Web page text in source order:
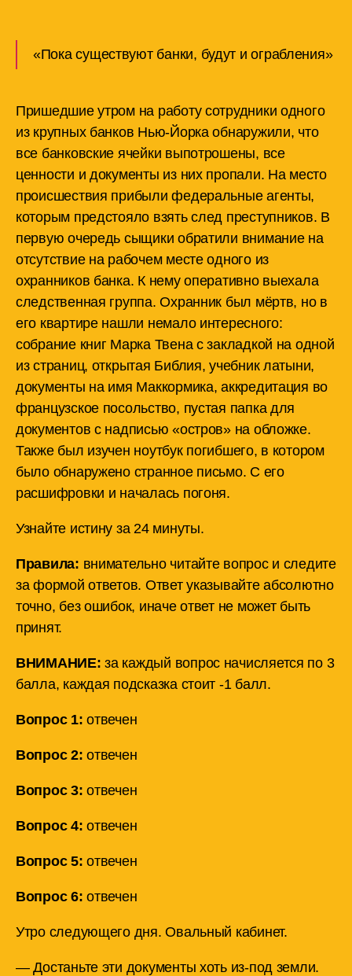
«Пока существуют банки, будут и ограбления»
Пришедшие утром на работу сотрудники одного
из крупных банков Нью-Йорка обнаружили, что
все банковские ячейки выпотрошены, все
ценности и документы из них пропали. На место
происшествия прибыли федеральные агенты,
которым предстояло взять след преступников. В
первую очередь сыщики обратили внимание на
отсутствие на рабочем месте одного из
охранников банка. К нему оперативно выехала
следственная группа. Охранник был мёртв, но в
его квартире нашли немало интересного:
собрание книг Марка Твена с закладкой на одной
из страниц, открытая Библия, учебник латыни,
документы на имя Маккормика, аккредитация во
французское посольство, пустая папка для
документов с надписью «остров» на обложке.
Также был изучен ноутбук погибшего, в котором
было обнаружено странное письмо. С его
расшифровки и началась погоня.
Узнайте истину за 24 минуты.
Правила: внимательно читайте вопрос и следите
за формой ответов. Ответ указывайте абсолютно
точно, без ошибок, иначе ответ не может быть
принят.
ВНИМАНИЕ: за каждый вопрос начисляется по 3
балла, каждая подсказка стоит -1 балл.
Вопрос 1: отвечен
Вопрос 2: отвечен
Вопрос 3: отвечен
Вопрос 4: отвечен
Вопрос 5: отвечен
Вопрос 6: отвечен
Утро следующего дня. Овальный кабинет.
— Достаньте эти документы хоть из-под земли.